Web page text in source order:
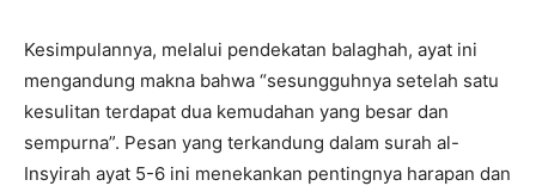
Kesimpulannya, melalui pendekatan balaghah, ayat ini
mengandung makna bahwa “sesungguhnya setelah satu
kesulitan terdapat dua kemudahan yang besar dan
sempurna”. Pesan yang terkandung dalam surah al-
Insyirah ayat 5-6 ini menekankan pentingnya harapan dan